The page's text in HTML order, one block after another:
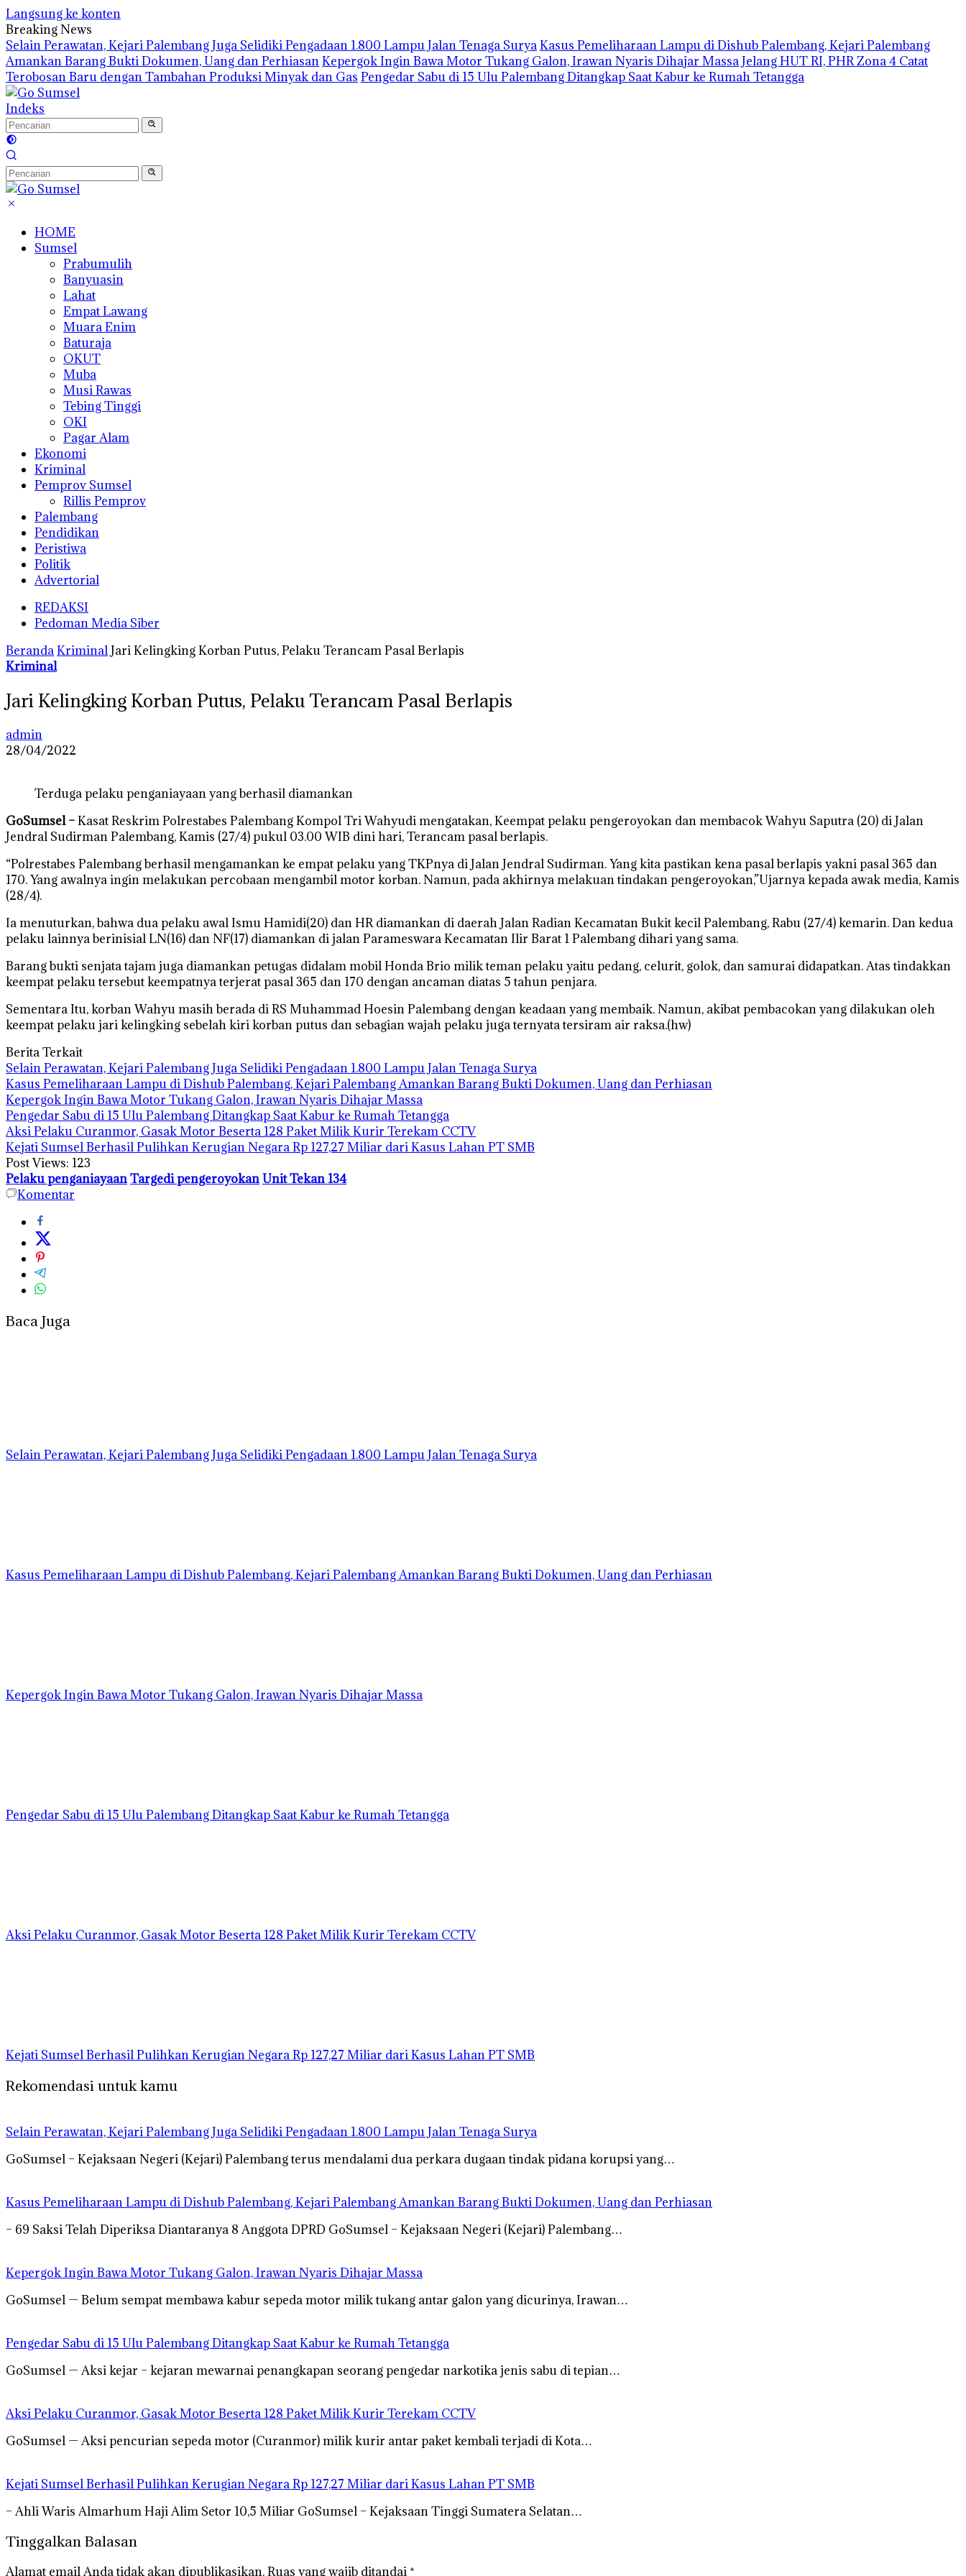
Langsung ke konten
Breaking News
Selain Perawatan, Kejari Palembang Juga Selidiki Pengadaan 1.800 Lampu Jalan Tenaga SuryaKasus Pemeliharaan Lampu di Dishub Palembang, Kejari Palembang
Amankan Barang Bukti Dokumen, Uang dan PerhiasanKepergok Ingin Bawa Motor Tukang Galon, Irawan Nyaris Dihajar MassaJelang HUT RI, PHR Zona 4 Catat
Terobosan Baru dengan Tambahan Produksi Minyak dan Gas Pengedar Sabu di 15 Ulu Palembang Ditangkap Saat Kabur ke Rumah Tetangga
Indeks
HOME
Sumsel
Prabumulih
Banyuasin
Lahat
Empat Lawang
Muara Enim
Baturaja
OKUT
Muba
Musi Rawas
Tebing Tinggi
OKI
Pagar Alam
Ekonomi
Kriminal
Pemprov Sumsel
Rillis Pemprov
Palembang
Pendidikan
Peristiwa
Politik
Advertorial
REDAKSI
Pedoman Media Siber
BerandaKriminalJari Kelingking Korban Putus, Pelaku Terancam Pasal Berlapis
Kriminal
Jari Kelingking Korban Putus, Pelaku Terancam Pasal Berlapis
admin
28/04/2022
Terduga pelaku penganiayaan yang berhasil diamankan
GoSumsel –Kasat Reskrim Polrestabes Palembang Kompol Tri Wahyudi mengatakan, Keempat pelaku pengeroyokan dan membacok Wahyu Saputra (20) di Jalan
Jendral Sudirman Palembang, Kamis (27/4) pukul 03.00 WIB dini hari, Terancam pasal berlapis.
“Polrestabes Palembang berhasil mengamankan ke empat pelaku yang TKPnya di Jalan Jendral Sudirman. Yang kita pastikan kena pasal berlapis yakni pasal 365 dan
170. Yang awalnya ingin melakukan percobaan mengambil motor korban. Namun, pada akhirnya melakuan tindakan pengeroyokan,”Ujarnya kepada awak media, Kamis
(28/4).
Ia menuturkan, bahwa dua pelaku awal Ismu Hamidi(20) dan HR diamankan di daerah Jalan Radian Kecamatan Bukit kecil Palembang, Rabu (27/4) kemarin. Dan kedua
pelaku lainnya berinisial LN(16) dan NF(17) diamankan di jalan Parameswara Kecamatan Ilir Barat 1 Palembang dihari yang sama.
Barang bukti senjata tajam juga diamankan petugas didalam mobil Honda Brio milik teman pelaku yaitu pedang, celurit, golok, dan samurai didapatkan. Atas tindakkan
keempat pelaku tersebut keempatnya terjerat pasal 365 dan 170 dengan ancaman diatas 5 tahun penjara.
Sementara Itu, korban Wahyu masih berada di RS Muhammad Hoesin Palembang dengan keadaan yang membaik. Namun, akibat pembacokan yang dilakukan oleh
keempat pelaku jari kelingking sebelah kiri korban putus dan sebagian wajah pelaku juga ternyata tersiram air raksa.(hw)
Berita Terkait
Selain Perawatan, Kejari Palembang Juga Selidiki Pengadaan 1.800 Lampu Jalan Tenaga Surya
Kasus Pemeliharaan Lampu di Dishub Palembang, Kejari Palembang Amankan Barang Bukti Dokumen, Uang dan Perhiasan
Kepergok Ingin Bawa Motor Tukang Galon, Irawan Nyaris Dihajar Massa
Pengedar Sabu di 15 Ulu Palembang Ditangkap Saat Kabur ke Rumah Tetangga
Aksi Pelaku Curanmor, Gasak Motor Beserta 128 Paket Milik Kurir Terekam CCTV
Kejati Sumsel Berhasil Pulihkan Kerugian Negara Rp 127,27 Miliar dari Kasus Lahan PT SMB
Post Views: 123
Pelaku penganiayaanTargedi pengeroyokanUnit Tekan 134
Komentar
Baca Juga
Selain Perawatan, Kejari Palembang Juga Selidiki Pengadaan 1.800 Lampu Jalan Tenaga Surya
Kasus Pemeliharaan Lampu di Dishub Palembang, Kejari Palembang Amankan Barang Bukti Dokumen, Uang dan Perhiasan
Kepergok Ingin Bawa Motor Tukang Galon, Irawan Nyaris Dihajar Massa
Pengedar Sabu di 15 Ulu Palembang Ditangkap Saat Kabur ke Rumah Tetangga
Aksi Pelaku Curanmor, Gasak Motor Beserta 128 Paket Milik Kurir Terekam CCTV
Kejati Sumsel Berhasil Pulihkan Kerugian Negara Rp 127,27 Miliar dari Kasus Lahan PT SMB
Rekomendasi untuk kamu
Selain Perawatan, Kejari Palembang Juga Selidiki Pengadaan 1.800 Lampu Jalan Tenaga Surya
GoSumsel – Kejaksaan Negeri (Kejari) Palembang terus mendalami dua perkara dugaan tindak pidana korupsi yang…
Kasus Pemeliharaan Lampu di Dishub Palembang, Kejari Palembang Amankan Barang Bukti Dokumen, Uang dan Perhiasan
– 69 Saksi Telah Diperiksa Diantaranya 8 Anggota DPRD GoSumsel – Kejaksaan Negeri (Kejari) Palembang…
Kepergok Ingin Bawa Motor Tukang Galon, Irawan Nyaris Dihajar Massa
GoSumsel — Belum sempat membawa kabur sepeda motor milik tukang antar galon yang dicurinya, Irawan…
Pengedar Sabu di 15 Ulu Palembang Ditangkap Saat Kabur ke Rumah Tetangga
GoSumsel — Aksi kejar – kejaran mewarnai penangkapan seorang pengedar narkotika jenis sabu di tepian…
Aksi Pelaku Curanmor, Gasak Motor Beserta 128 Paket Milik Kurir Terekam CCTV
GoSumsel — Aksi pencurian sepeda motor (Curanmor) milik kurir antar paket kembali terjadi di Kota…
Kejati Sumsel Berhasil Pulihkan Kerugian Negara Rp 127,27 Miliar dari Kasus Lahan PT SMB
– Ahli Waris Almarhum Haji Alim Setor 10,5 Miliar GoSumsel – Kejaksaan Tinggi Sumatera Selatan…
Tinggalkan Balasan
Alamat email Anda tidak akan dipublikasikan.Ruas yang wajib ditandai *